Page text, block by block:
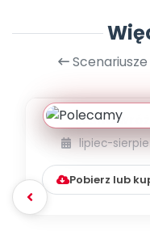
Leśna
lipiec-
Pobierz lub